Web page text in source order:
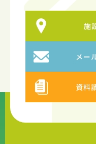
施
メー
資料